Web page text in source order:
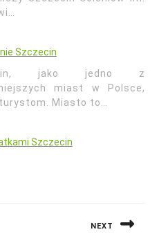
Szczecin
jako jedno z
miast w Polsce,
Miasto to…
Szczecin
NEXT